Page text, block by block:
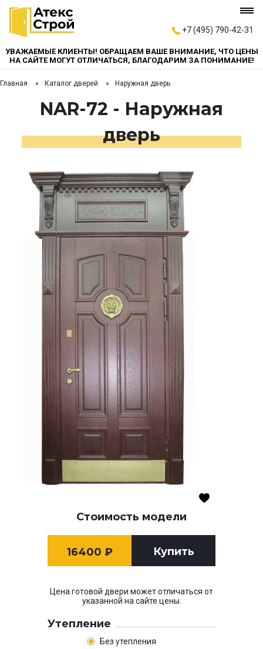
+7 (495) 790-42-31
УВАЖАЕМЫЕ КЛИЕНТЫ! ОБРАЩАЕМ ВАШЕ ВНИМАНИЕ, ЧТО ЦЕНЫ
НА САЙТЕ МОГУТ ОТЛИЧАТЬСЯ, БЛАГОДАРИМ ЗА ПОНИМАНИЕ!
Главная Каталог дверей Наружная дверь
NAR-72 - Наружная
дверь
Стоимость модели
16400 ₽ Купить
Цена готовой двери может отличаться от
указанной на сайте цены.
Утепление
Без утепления